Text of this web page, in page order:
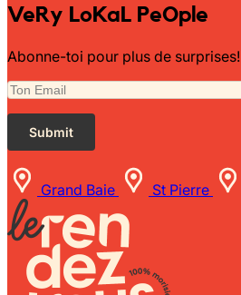
VeRy LoKaL PeOple
Abonne-toi pour plus de surprises!
Grand Baie St Pierre
The Octopus
Timimi
Timo
Vizavi
Wally Plush Toys